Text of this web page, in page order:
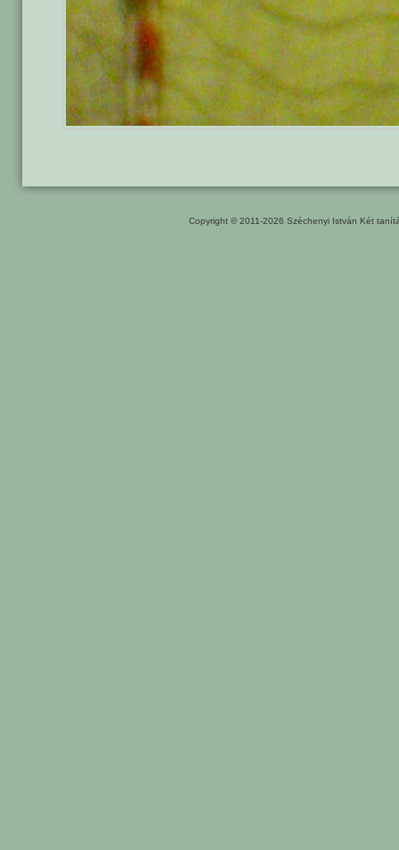
Copyright © 2011-2026 Széchenyi István Két